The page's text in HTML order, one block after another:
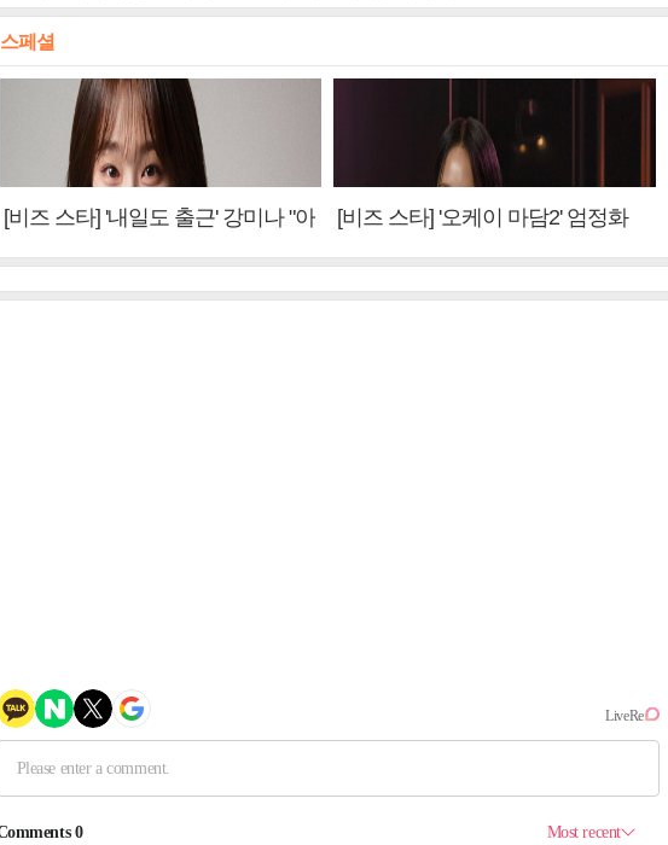
스페셜
[비즈 스타] '내일도 출근' 강미나 "아
[비즈 스타] '오케이 마담2' 엄정화